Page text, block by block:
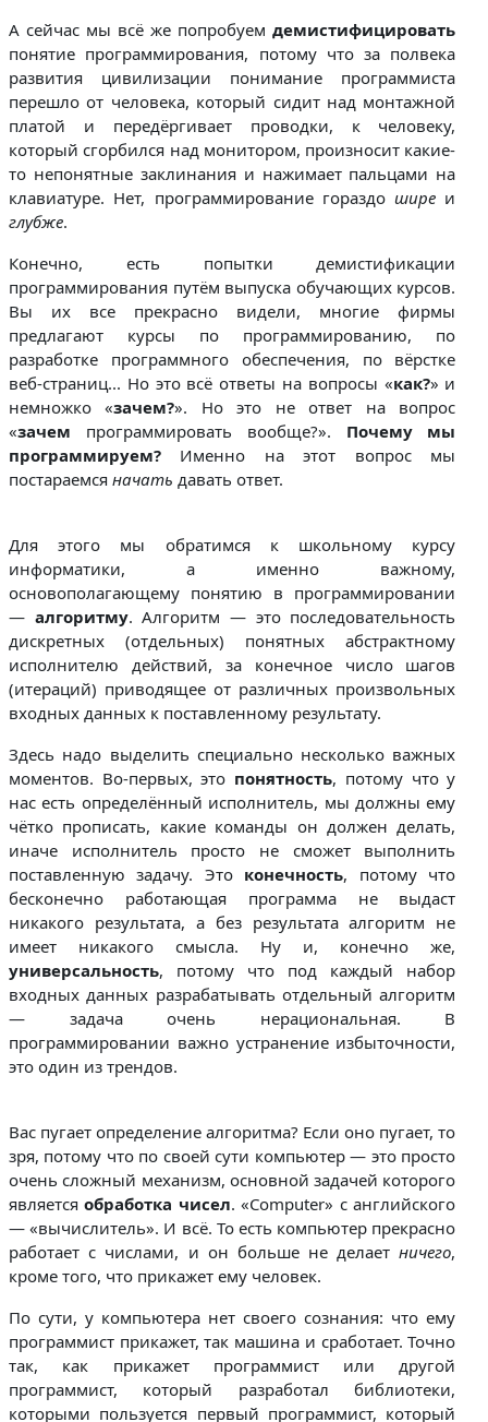
А сейчас мы всё же попробуемдемистифицировать
понятие программирования, потому что за полвека
развития цивилизации понимание программиста
перешло от человека, который сидит над монтажной
платой и передёргивает проводки, к человеку,
который сгорбился над монитором, произносит какие-
то непонятные заклинания и нажимает пальцами на
клавиатуре. Нет, программирование гораздошире и
глубже.
Конечно, есть попытки демистификации
программирования путём выпуска обучающих курсов.
Вы их все прекрасно видели, многие фирмы
предлагают курсы по программированию, по
разработке программного обеспечения, по вёрстке
веб-страниц... Но это всё ответы на вопросы «как?» и
немножко «зачем?». Но это не ответ на вопрос
«зачем программировать вообще?». Почему мы
программируем? Именно на этот вопрос мы
постараемся начать давать ответ.
Для этого мы обратимся к школьному курсу
информатики, а именно важному,
основополагающему понятию в программировании
— алгоритму. Алгоритм — это последовательность
дискретных (отдельных) понятных абстрактному
исполнителю действий, за конечное число шагов
(итераций) приводящее от различных произвольных
входных данных к поставленному результату.
Здесь надо выделить специально несколько важных
моментов. Во-первых, это понятность, потому что у
нас есть определённый исполнитель, мы должны ему
чётко прописать, какие команды он должен делать,
иначе исполнитель просто не сможет выполнить
поставленную задачу. Это конечность, потому что
бесконечно работающая программа не выдаст
никакого результата, а без результата алгоритм не
имеет никакого смысла. Ну и, конечно же,
универсальность, потому что под каждый набор
входных данных разрабатывать отдельный алгоритм
— задача очень нерациональная. В
программировании важно устранение избыточности,
это один из трендов.
Вас пугает определение алгоритма? Если оно пугает, то
зря, потому что по своей сути компьютер — это просто
очень сложный механизм, основной задачей которого
являетсяобработка чисел. «Computer» с английского
— «вычислитель». И всё. То есть компьютер прекрасно
работает с числами, и он больше не делаетничего,
кроме того, что прикажет ему человек.
По сути, у компьютера нет своего сознания: что ему
программист прикажет, так машина и сработает. Точно
так, как прикажет программист или другой
программист, который разработал библиотеки,
которыми пользуется первый программист, который